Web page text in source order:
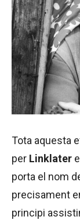
Tota aquesta
per Linklater
porta el nom
precisament
principi